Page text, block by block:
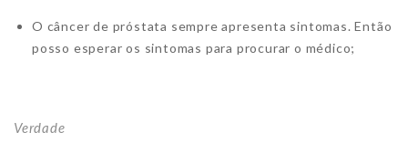
O câncer de próstata sempre apresenta sintomas. Então
posso esperar os sintomas para procurar o médico;
Verdade